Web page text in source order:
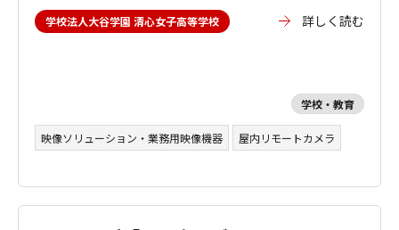
学校法人大谷学園 清心女子高等学校 詳しく読む
学校・教育
映像ソリューション・業務用映像機器 屋内リモートカメラ